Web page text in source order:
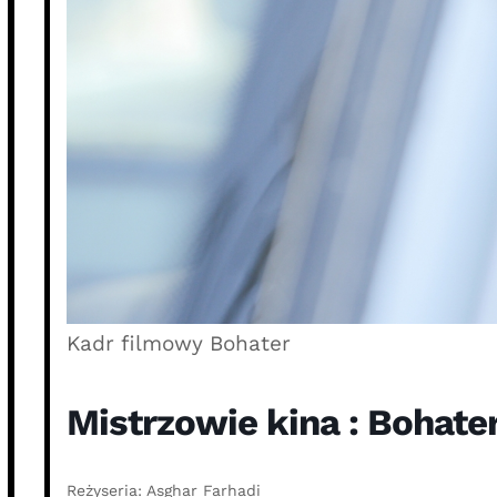
Kadr filmowy Bohater
Mistrzowie kina :
Reżyseria: Asghar Farhadi